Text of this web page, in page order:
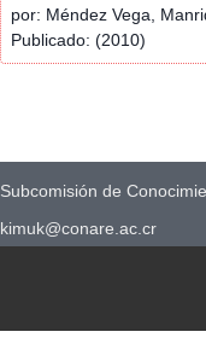
por: Méndez Vega,
Publicado: (2010)
Subcomisión de
kimuk@conare.ac.cr